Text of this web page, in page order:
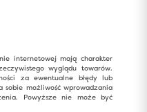
internetowej mają charakter
wyglądu towarów.
za ewentualne błędy lub
sobie możliwość wprowadzania
Powyższe nie może być